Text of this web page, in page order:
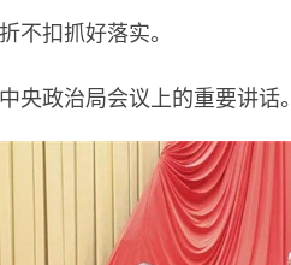
不扣抓好落实。
央政治局会议上的重要讲话。